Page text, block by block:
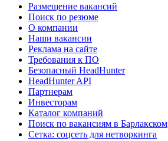
Размещение вакансий
Поиск по резюме
О компании
Наши вакансии
Реклама на сайте
Требования к ПО
Безопасный HeadHunter
HeadHunter API
Партнерам
Инвесторам
Каталог компаний
Поиск по вакансиям в Барлакском
Сетка: соцсеть для нетворкинга